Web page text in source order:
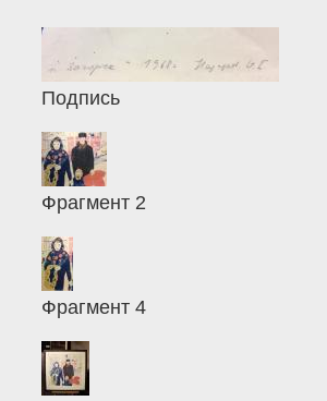
Подпись
Фрагмент 2
Фрагмент 4